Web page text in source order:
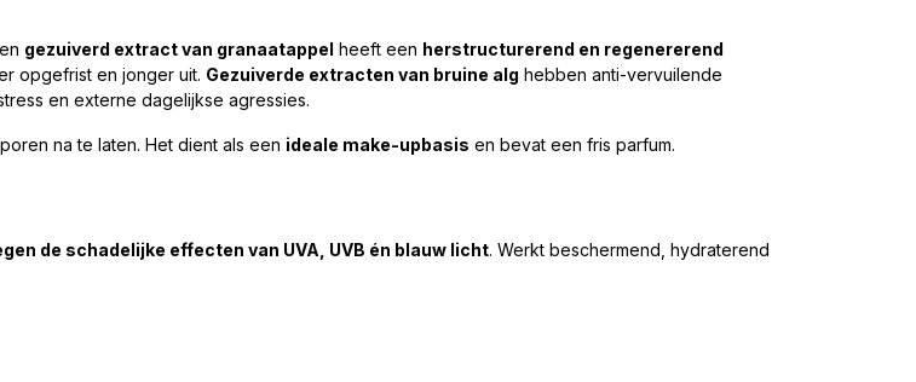
gezuiverd extract van granaatappel heeft een herstructurerend en regenererend
opgefrist en jonger uit. Gezuiverde extracten van bruine alg hebben anti-vervuilende
en externe dagelijkse agressies.
na te laten. Het dient als een ideale make-upbasis en bevat een fris parfum.
de schadelijke effecten van UVA, UVB én blauw licht. Werkt beschermend, hydraterend